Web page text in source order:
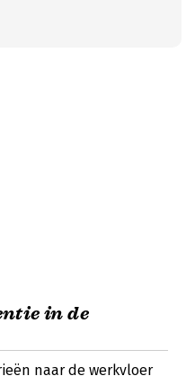
in de
naar de werkvloer